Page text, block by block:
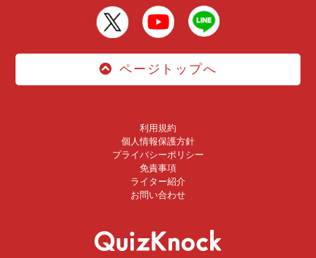
ページトップへ
利用規約
個人情報保護方針
プライバシーポリシー
免責事項
ライター紹介
お問い合わせ